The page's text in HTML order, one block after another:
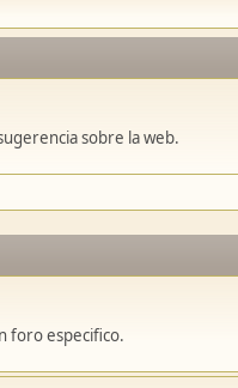
sobre la web.
foro especifico.